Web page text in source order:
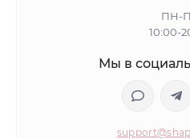
ПН-
10:00-
Мы в